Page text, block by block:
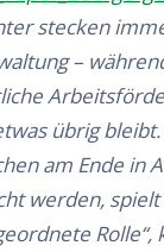
stecken
–
übrig bleibt.
am Ende in
werden,
Rolle“,